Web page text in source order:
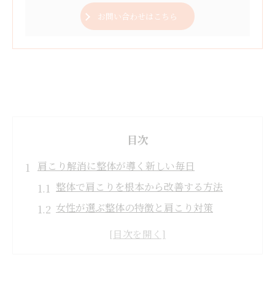
お問い合わせはこちら
目次
肩こり解消に整体が導く新しい毎日
整体で肩こりを根本から改善する方法
女性が選ぶ整体の特徴と肩こり対策
整体とマッサージの違いを理解し活用